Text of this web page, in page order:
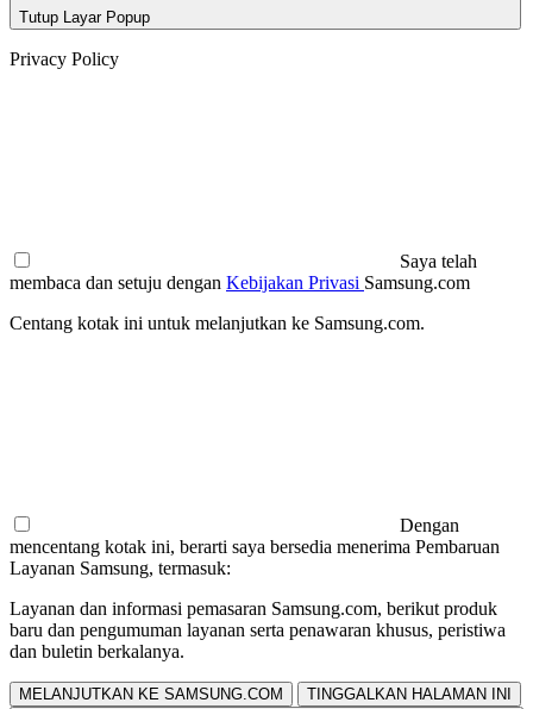
Tutup Layar Popup
Privacy Policy
Saya telah
membaca dan setuju dengan Kebijakan Privasi Samsung.com
Centang kotak ini untuk melanjutkan ke Samsung.com.
Dengan
mencentang kotak ini, berarti saya bersedia menerima Pembaruan
Layanan Samsung, termasuk:
Layanan dan informasi pemasaran Samsung.com, berikut produk
baru dan pengumuman layanan serta penawaran khusus, peristiwa
dan buletin berkalanya.
MELANJUTKAN KE SAMSUNG.COM
TINGGALKAN HALAMAN INI